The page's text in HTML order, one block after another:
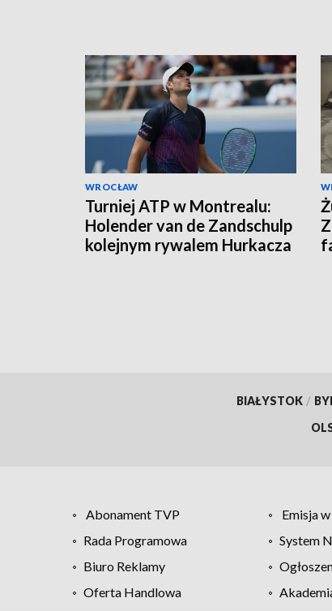
WROCŁAW
Turniej ATP w Montrealu:
Holender van de Zandschulp
kolejnym rywalem Hurkacza
BIAŁYSTOK /
Abonament TVP Emisja
Rada Programowa
System
Biuro Reklamy
Oferta Handlowa